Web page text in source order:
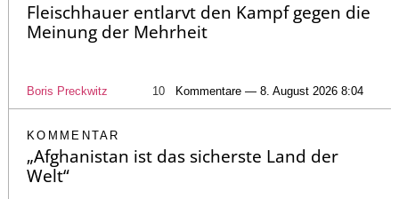
Fleischhauer entlarvt den Kampf gegen die
Meinung der Mehrheit
Boris Preckwitz 10 Kommentare — 8. August 2026 8:04
KOMMENTAR
„Afghanistan ist das sicherste Land der
Welt“